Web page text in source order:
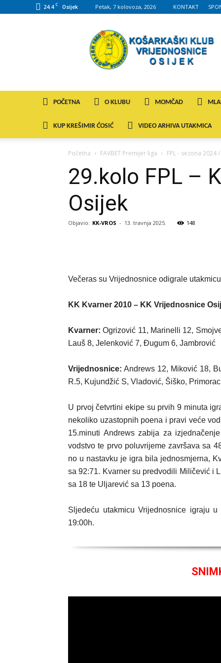
24.4 C Osijek Petak, 7 kolovoza, 2026 KONTAKT
KK
VROS
POČETNA O KLUBU MOMČAD
KUP KREŠIMIR ĆOSIĆ VIDEO ARHIVA UTAKMICA
Početna FAVBET Premijer liga FPL - sezona 2024
29.kolo FPL –
Osijek
Objavio: KK-VROS - 13. travnja 2025. 148
Večeras su Vrijednosnice odigrale
KK Kvarner 2010 – KK Vrijednosnice
Kvarner: Ogrizović 11, Marinelli 12,
Lauš 8, Jelenković 7, Đugum 6, Jambrović
Vrijednosnice: Andrews 12, Miković 18,
R.5, Kujundžić S, Vladović, Šiško,
U prvoj četvrtini ekipe su prvih 9 minuta
nekoliko uzastopnih poena i pravi veće
15.minuti Andrews zabija za
vodstvo te prvo poluvrijeme završava sa
no u nastavku je igra bila jednosmjerna,
sa 92:71. Kvarner su predvodili Miličević i
sa 18 te Uljarević sa 13 poena.
Sljedeću utakmicu Vrijednosnice igraju
19:00h.